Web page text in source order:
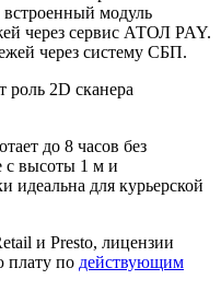
встроенный модуль
через сервис АТОЛ PAY.
через систему СБП.
2D сканера
до 8 часов без
с высоты 1 м и
идеальна для курьерской
и Presto, лицензии
плату по действующим